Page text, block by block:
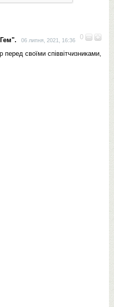
0
06 липня, 2021, 16:36
своїми співвітчизниками,